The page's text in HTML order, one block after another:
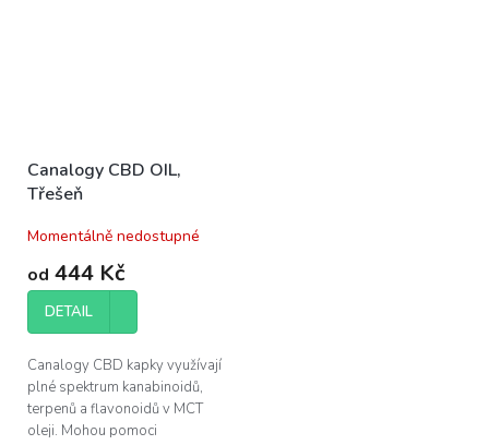
Canalogy CBD OIL,
Třešeň
Momentálně nedostupné
od 444 Kč
DETAIL
Canalogy CBD kapky využívají
plné spektrum kanabinoidů,
terpenů a flavonoidů v MCT
oleji. Mohou pomoci